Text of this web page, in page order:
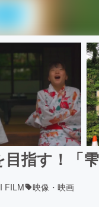
指す！「
FILM 映像・映画